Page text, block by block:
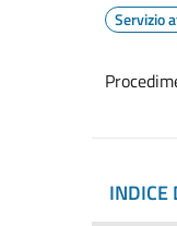
Servizio
INDICE